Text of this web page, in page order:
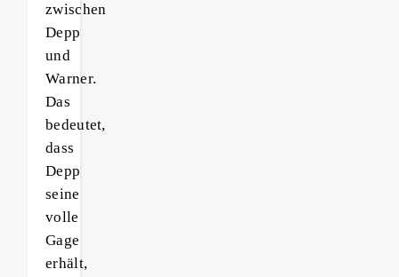
zwischen
Depp
und
Warner.
Das
bedeutet,
dass
Depp
seine
volle
Gage
erhält,